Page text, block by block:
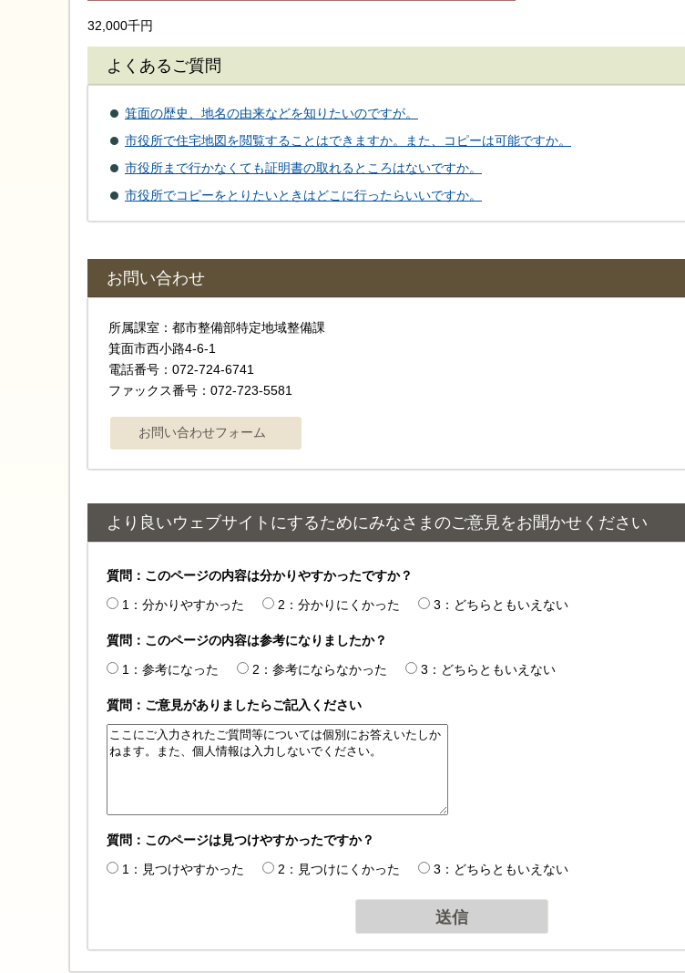
32,000千円
よくあるご質問
箕面の歴史、地名の由来などを知りたいのですが。
市役所で住宅地図を閲覧することはできますか。また、コピーは可能ですか。
市役所まで行かなくても証明書の取れるところはないですか。
市役所でコピーをとりたいときはどこに行ったらいいですか。
お問い合わせ
所属課室：都市整備部特定地域整備課
箕面市西小路4-6-1
電話番号：072-724-6741
ファックス番号：072-723-5581
より良いウェブサイトにするためにみなさまのご意見をお聞かせください
質問：このページの内容は分かりやすかったですか？
1：分かりやすかった
2：分かりにくかった 3：どちらともいえない
質問：このページの内容は参考になりましたか？
1：参考になった
2：参考にならなかった 3：どちらともいえない
質問：ご意見がありましたらご記入ください
質問：このページは見つけやすかったですか？
1：見つけやすかった
2：見つけにくかった 3：どちらともいえない